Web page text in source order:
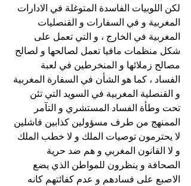
لكن اللوبيات الفاسدة المتوغلة في الادارات
المغربية و في السفارات و القنصليات
المغربية في الخارج ، و التي تعمل على
شكل منظمات مافيا تعمل لصالحها و لصالح
مصالح زملائها و المنخرطين في لعبة
الفساد ، كما هو الشأن في السفارة المغربية
و القنصلية المغربية في السويد التي تئن
تحت وطأة الفساد المستشري و التآمر
الممنهج من طرف مسؤولين كذابين فاشلين
لا يحترمون توصيات الملك و لا خطب الملك
و لا القانون المغربي و هم ضد حرية
الصحافة و ينظرون للمواطن الذي يضع
الاصبع على فسادهم و عدم كفائتهم كانه